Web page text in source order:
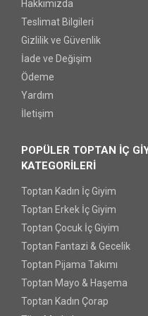
Hakkımızda
Teslimat Bilgileri
Gizlilik ve Güvenlik
İade ve Değişim
Ödeme
Yardım
İletişim
POPÜLER TOPTAN İÇ
KATEGORİLERİ
Toptan Kadın İç Giyim
Toptan Erkek İç Giyim
Toptan Çocuk İç Giyim
Toptan Fantazi & Gecelik
Toptan Pijama Takımı
Toptan Mayo & Haşema
Toptan Kadın Çorap